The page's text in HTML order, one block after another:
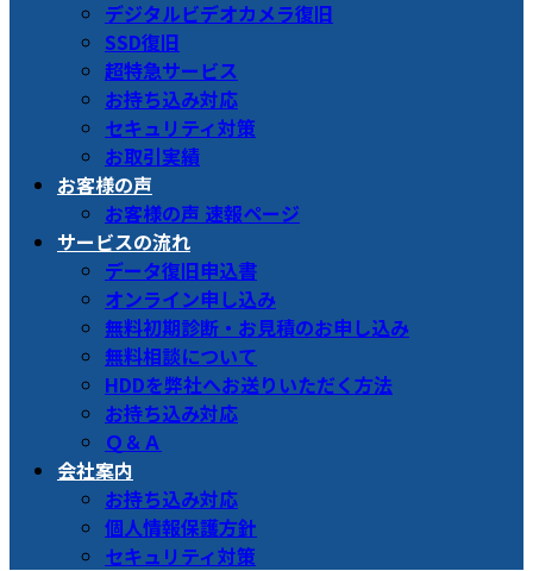
デジタルビデオカメラ復旧
SSD復旧
超特急サービス
お持ち込み対応
セキュリティ対策
お取引実績
お客様の声
お客様の声 速報ページ
サービスの流れ
データ復旧申込書
オンライン申し込み
無料初期診断・お見積のお申し込み
無料相談について
HDDを弊社へお送りいただく方法
お持ち込み対応
Ｑ＆Ａ
会社案内
お持ち込み対応
個人情報保護方針
セキュリティ対策